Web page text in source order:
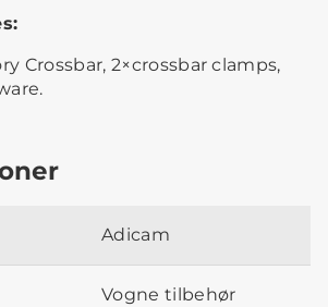
Crossbar, 2×crossbar clamps,
Adicam
Vogne tilbehør